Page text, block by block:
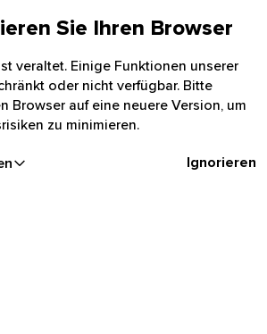
Sie Ihren Browser
veraltet. Einige Funktionen unserer
oder nicht verfügbar. Bitte
Browser auf eine neuere Version, um
zu minimieren.
Ignorieren